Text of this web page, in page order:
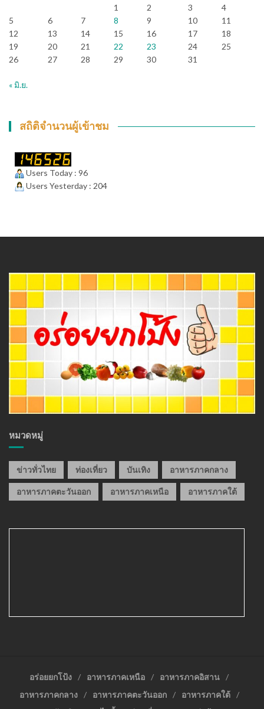
1
2 3
4
5
6 7 8 9 10
11
12
13 14 15 16 17
18
19
20 21 22 23 24
25
26
27 28 29 30 31
« มิ.ย.
สถิติจำนวนผู้เข้าชม
Users Today : 96
Users Yesterday : 204
หมวดหมู่
ข่าวทั่วไทย ท่องเที่ยว บันเทิง อาหารภาคกลาง
อาหารภาคตะวันออก อาหารภาคเหนือ อาหารภาคใต้
อร่อยยกโป้ง อาหารภาคเหนือ
อาหารภาคอิสาน
อาหารภาคกลาง
อาหารภาคตะวันออก
อาหารภาคใต้